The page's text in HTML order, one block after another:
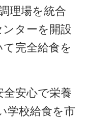
理場を統合
ンターを開設
完全給食を
安心で栄養
学校給食を市